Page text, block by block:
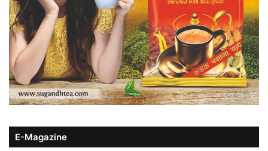
E-Magazine